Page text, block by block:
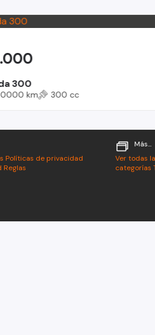
300
km 300 cc
Políticas de privacidad
Reglas
Más...
Ver todas
categorías